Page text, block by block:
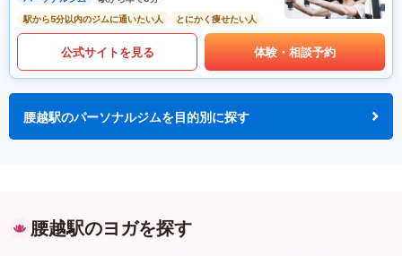
駅から5分以内のジムに通いたい人
とにかく痩せたい人
公式サイトを見る 体験・相談予約
腰越駅のパーソナルジムを目的別に探す
腰越駅のヨガを探す